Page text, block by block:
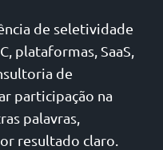
de seletividade
plataformas, SaaS,
de
participação na
palavras,
resultado claro.